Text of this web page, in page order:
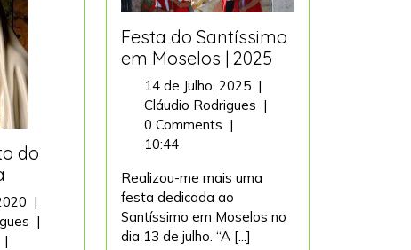
do
26
de
|
Encerramento
|
|
Festa do Santíssimo
em Moselos | 2025
14 de Julho, 2025 14
de
|
Cláudio Rodrigues Festa
Moselos
2025
|
0 Comments |
10:44
Realizou-me mais uma
festa dedicada ao
Santíssimo em Moselos no
dia 13 de julho. “A [...]